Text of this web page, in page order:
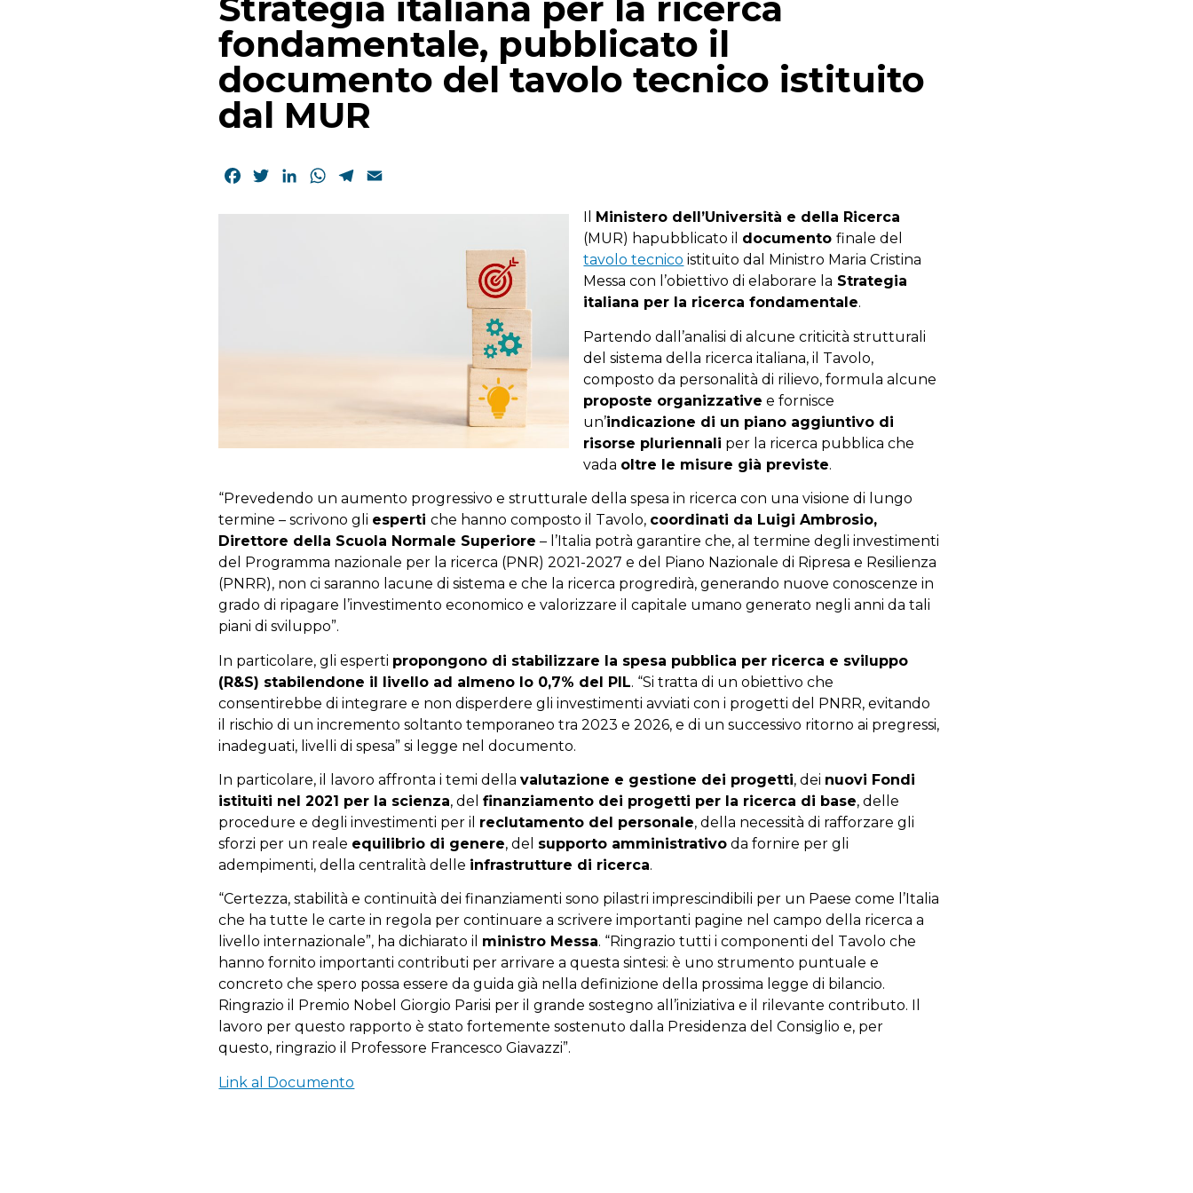
Strategia italiana per la ricerca
fondamentale, pubblicato il
documento del tavolo tecnico istituito
dal MUR
Facebook
TwitterLinkedInWhatsApp
Telegram
Ministero dell’Università e della Ricerca
(MUR) hapubblicato il documentofinale del
tavolo tecnico istituito dal Ministro Maria Cristina
Messa con l’obiettivo di elaborare la Strategia
italiana per la ricerca fondamentale.
Partendo dall’analisi di alcune criticità strutturali
del sistema della ricerca italiana, il Tavolo,
composto da personalità di rilievo, formula alcune
proposte organizzative e fornisce
un’indicazione di un piano aggiuntivo di
risorse pluriennali per la ricerca pubblica che
vada oltre le misure già previste.
“Prevedendo un aumento progressivo e strutturale della spesa in ricerca con una visione di lungo
termine – scrivono gli espertiche hanno composto il Tavolo, coordinati da Luigi Ambrosio,
Direttore della Scuola Normale Superiore – l’Italia potrà garantire che, al termine degli investimenti
del Programma nazionale per la ricerca (PNR) 2021-2027 e del Piano Nazionale di Ripresa e Resilienza
(PNRR), non ci saranno lacune di sistema e che la ricerca progredirà, generando nuove conoscenze in
grado di ripagare l’investimento economico e valorizzare il capitale umano generato negli anni da tali
piani di sviluppo”.
In particolare, gli esperti propongono di stabilizzare la spesa pubblica per ricerca e sviluppo
(R&S) stabilendone il livello ad almeno lo 0,7% del PIL. “Si tratta di un obiettivo che
consentirebbe di integrare e non disperdere gli investimenti avviati con i progetti del PNRR, evitando
il rischio di un incremento soltanto temporaneo tra 2023 e 2026, e di un successivo ritorno ai pregressi,
inadeguati, livelli di spesa” si legge nel documento.
In particolare, il lavoro affronta i temi dellavalutazione e gestione dei progetti, dei nuovi Fondi
istituiti nel 2021 per la scienza, delfinanziamento dei progetti per la ricerca di base, delle
procedure e degli investimenti per il reclutamento del personale, della necessità di rafforzare gli
sforzi per un reale equilibrio di genere, del supporto amministrativo da fornire per gli
adempimenti, della centralità delle infrastrutture di ricerca.
“Certezza, stabilità e continuità dei finanziamenti sono pilastri imprescindibili per un Paese come l’Italia
che ha tutte le carte in regola per continuare a scrivere importanti pagine nel campo della ricerca a
livello internazionale”, ha dichiarato il ministro Messa. “Ringrazio tutti i componenti del Tavolo che
hanno fornito importanti contributi per arrivare a questa sintesi: è uno strumento puntuale e
concreto che spero possa essere da guida già nella definizione della prossima legge di bilancio.
Ringrazio il Premio Nobel Giorgio Parisi per il grande sostegno all’iniziativa e il rilevante contributo. Il
lavoro per questo rapporto è stato fortemente sostenuto dalla Presidenza del Consiglio e, per
questo, ringrazio il Professore Francesco Giavazzi”.
Link al Documento